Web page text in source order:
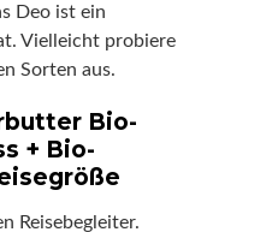
Deo ist ein
Vielleicht probiere
Sorten aus.
Bio-
+ Bio-
Reisebegleiter.